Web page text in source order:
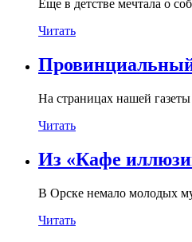
Еще в детстве мечтала о
Читать
Провинциальный
На страницах нашей
Читать
Из «Кафе
В Орске немало молодых
Читать